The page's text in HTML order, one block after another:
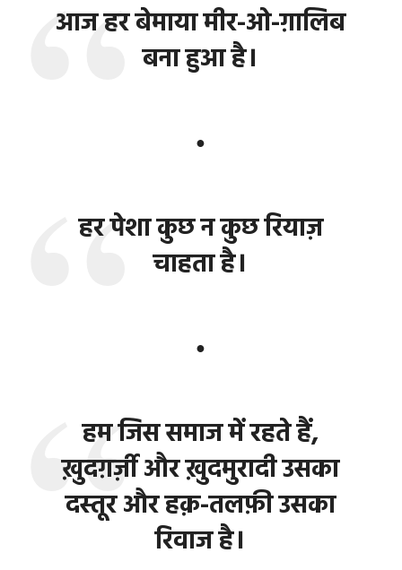
आज हर बेमाया मीर-ओ-ग़ालिब
बना हुआ है।
●
हर पेशा कुछ न कुछ रियाज़
चाहता है।
●
हम जिस समाज में रहते हैं,
ख़ुदग़र्ज़ी और ख़ुदमुरादी उसका
दस्तूर और हक़-तलफ़ी उसका
रिवाज है।